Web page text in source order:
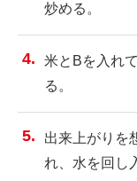
炒める。
米とBを入れ
る。
出来上がりを
れ、水を回し